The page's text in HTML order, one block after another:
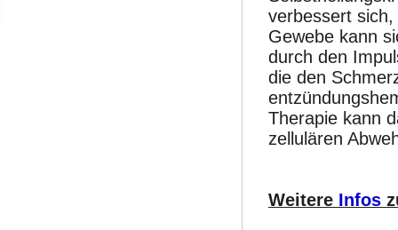
verbessert
Gewebe kann
durch den
die den
Therapie kann
zellulären
Weitere Infos